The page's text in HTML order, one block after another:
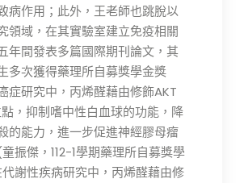
病作用；此外，王老師也跳脫以
領域，在其實驗室建立免疫相關
年間發表多篇國際期刊論文，其
多次獲得藥理所自募獎學金獎
症研究中，丙烯醛藉由修飾AKT
，抑制嗜中性白血球的功能，降
的能力，進一步促進神經膠母瘤
振傑，112-1學期藥理所自募獎學
謝性疾病研究中，丙烯醛藉由修